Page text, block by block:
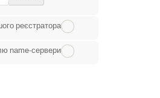
реєстратора
name-сервери